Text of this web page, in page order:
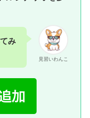
見習いわんこ
み